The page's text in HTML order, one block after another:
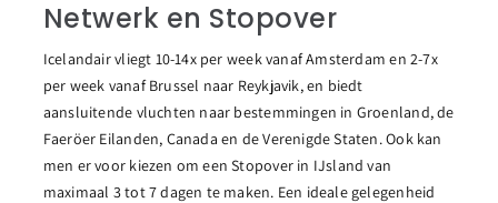
Netwerk en Stopover
Icelandair vliegt 10-14x per week vanaf Amsterdam en 2-7x
per week vanaf Brussel naar Reykjavik, en biedt
aansluitende vluchten naar bestemmingen in Groenland, de
Faeröer Eilanden, Canada en de Verenigde Staten. Ook kan
men er voor kiezen om een Stopover in IJsland van
maximaal 3 tot 7 dagen te maken. Een ideale gelegenheid